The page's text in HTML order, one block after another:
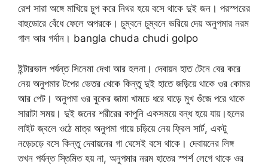
রেশ সারা অঙ্গে মাখিয়ে চুপ করে নিথর হয়ে বসে থাকে দুই জন। পরস্পরের
বাহুডোরে বেঁধে ফেলে অপরকে। চুম্বনে চুম্বনে ভরিয়ে দেয় অনুপমার নরম
গাল আর গর্দান। bangla chuda chudi golpo
ইন্টারভাল পর্যন্ত সিনেমা দেখা আর হলনা। দেবায়ন হাত টেনে বের করে
নেয় অনুপমার টপের ভেতর থেকে কিন্তু দুই হাতে জড়িয়ে থাকে ওর কোমর
আর পেট। অনুপমা ওর বুকের জামা খামচে ধরে ঘাড়ে মুখ গুঁজে পরে থাকে
সারাটা সময়। দুই জনের শরীরের কাপুনি একসময়ে বন্ধ হয়ে যায়।হলের
লাইট জ্বলে ওঠে মাত্র অনুপমা গায়ে চড়িয়ে নেয় ফ্রিল সার্ট, একটু
নড়েচড়ে বসে কিন্তু দেবায়নের গা ঘেসেই বসে থাকে। দেবায়নের লিঙ্গ
তখন পর্যন্ত স্তিমিত হয় না, অনুপমার নরম হাতের স্পর্শ লেগে থাকে ওর